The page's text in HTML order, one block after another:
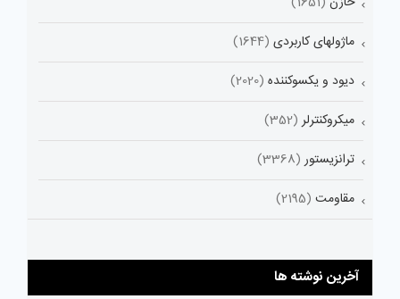
ماژولهای کاربردی (1644)
دیود و یکسوکننده (2020)
میکروکنترلر (352)
ترانزیستور (3368)
مقاومت (2195)
آخرین نوشته ها